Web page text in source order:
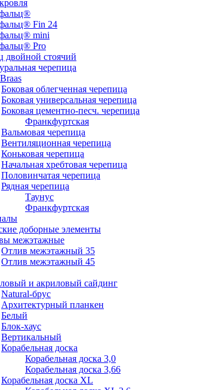
Fin 24
mini
Pro
двойной стоячий
черепица
Боковая облегченная черепица
Боковая универсальная черепица
Боковая цементно-песч. черепица
Франкфуртская
Вальмовая черепица
Вентиляционная черепица
Коньковая черепица
Начальная хребтовая черепица
Половинчатая черепица
Рядная черепица
Таунус
Франкфуртская
доборные элементы
межэтажные
Отлив межэтажный 35
Отлив межэтажный 45
и акриловый сайдинг
Natural-брус
Архитектурный планкен
Белый
Блок-хаус
Вертикальный
Корабельная доска
Корабельная доска 3,0
Корабельная доска 3,66
Корабельная доска XL